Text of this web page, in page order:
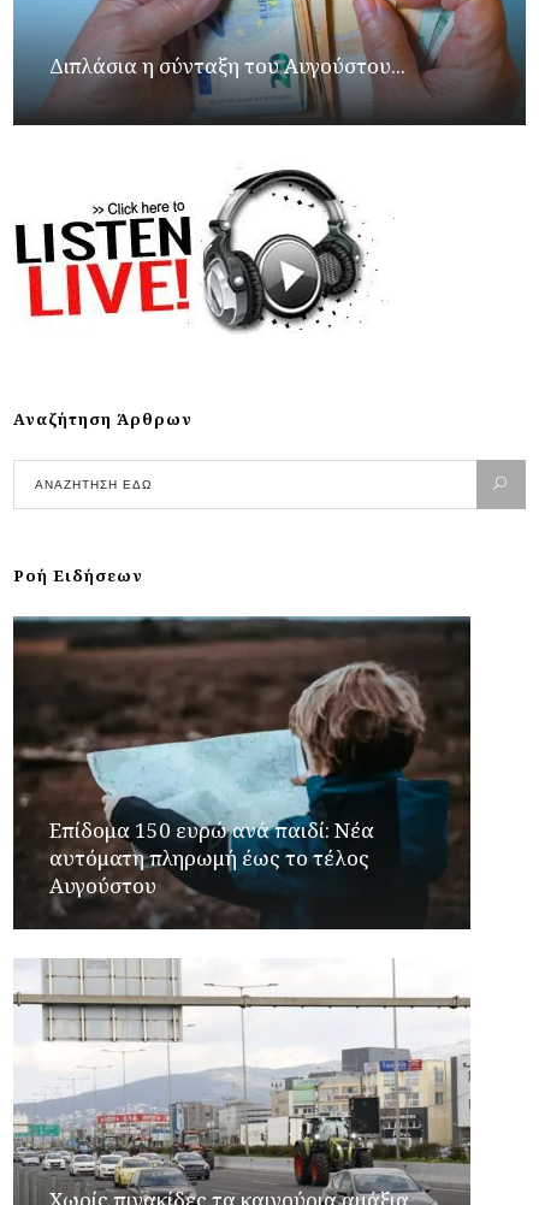
Διπλάσια η σύνταξη του Αυγούστου...
Αναζήτηση Άρθρων
Ροή Ειδήσεων
Επίδομα 150 ευρώ ανά παιδί: Νέα
αυτόματη πληρωμή έως το τέλος
Αυγούστου
Χωρίς πινακίδες τα καινούρια αμάξια